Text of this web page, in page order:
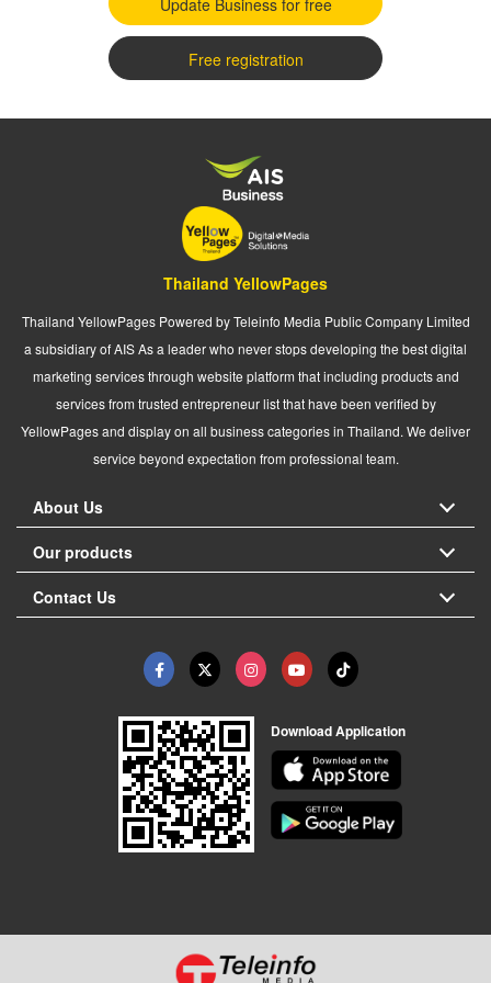
Free registration
Thailand YellowPages
Thailand YellowPages Powered by Teleinfo Media Public Company Limited
a subsidiary of AIS As a leader who never stops developing the best digital
marketing services through website platform that including products and
services from trusted entrepreneur list that have been verified by
YellowPages and display on all business categories in Thailand. We deliver
service beyond expectation from professional team.
About Us
Our products
Contact Us
Download Application